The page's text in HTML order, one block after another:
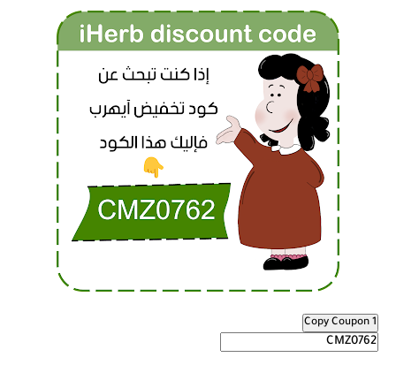
Copy Coupon 1